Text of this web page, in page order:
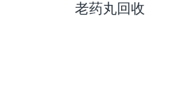
老药丸回收